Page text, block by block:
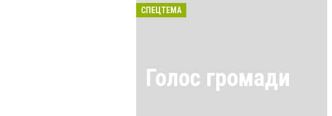
СПЕЦТЕМА
Голос громади